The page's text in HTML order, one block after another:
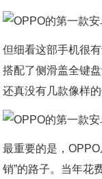
但细看这部手机很
搭配了侧滑盖全键
还真没有几款像样
最重要的是，
销”的路子。当年花